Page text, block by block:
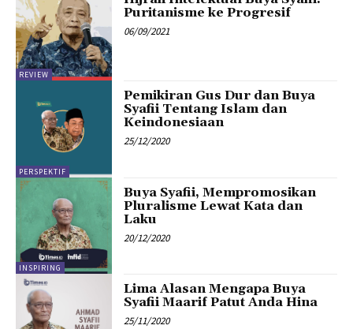
REVIEW
Puritanisme ke Progresif
06/09/2021
PERSPEKTIF
Pemikiran Gus Dur dan Buya
Syafii Tentang Islam dan
Keindonesiaan
25/12/2020
INSPIRING
Buya Syafii, Mempromosikan
Pluralisme Lewat Kata dan
Laku
20/12/2020
Lima Alasan Mengapa Buya
Syafii Maarif Patut Anda Hina
25/11/2020